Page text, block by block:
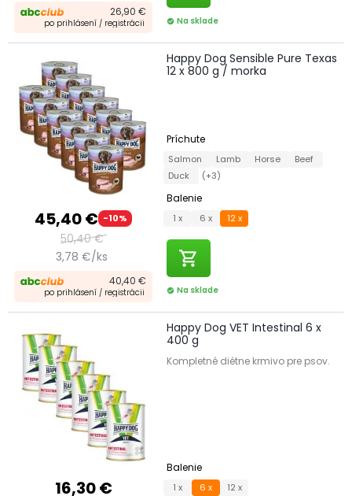
26,90 €
po prihlásení / registrácii check_circle Na sklade
45,40 € -10%
50,40 €
3,78 €/ks
40,40 €
po prihlásení / registrácii
Happy Dog Sensible Pure Texas
12 x 800 g / morka
Príchute
Salmon Lamb Horse
Beef
Duck
(+3)
Balenie
1 x 6 x 12 x
shopping_cart
check_circle Na sklade
16,30 €
Happy Dog VET Intestinal 6 x
400 g
Kompletné diétne krmivo pre psov.
Balenie
1 x 6 x 12 x